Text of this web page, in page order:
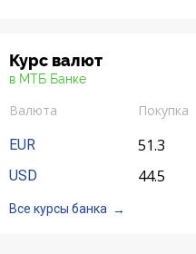
Курс валют
в МТБ Банке
Валюта Покупка
EUR
51.3
USD 44.5
Все курсы банка